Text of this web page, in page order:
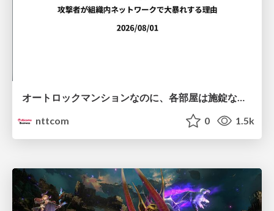
オートロックマンションなのに、各部屋は施錠なし！？ 攻撃者が組織内ネットワークで大暴れする理由 / The Front Door Is Locked, but the Rooms Are Wide Open: Why Attackers Move Freely Inside Enterprise Networks
nttcom
0 1.5k